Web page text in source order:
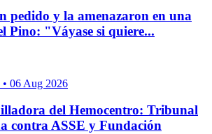
pedido y la amenazaron en una
Pino: "Váyase si quiere...
• 06 Aug 2026
del Hemocentro: Tribunal
contra ASSE y Fundación